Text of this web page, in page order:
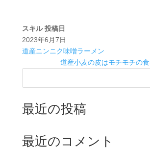
スキル 投稿日
2023年6月7日
道産ニンニク味噌ラーメン
道産小麦の皮はモチモチの
最近の投稿
最近のコメント